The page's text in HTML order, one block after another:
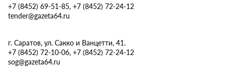
+7 (8452) 69-51-85, +7 (8452) 72-24-12
tender@gazeta64.ru
г. Саратов, ул. Сакко и Ванцетти, 41.
+7 (8452) 72-10-06, +7 (8452) 72-24-12
sog@gazeta64.ru